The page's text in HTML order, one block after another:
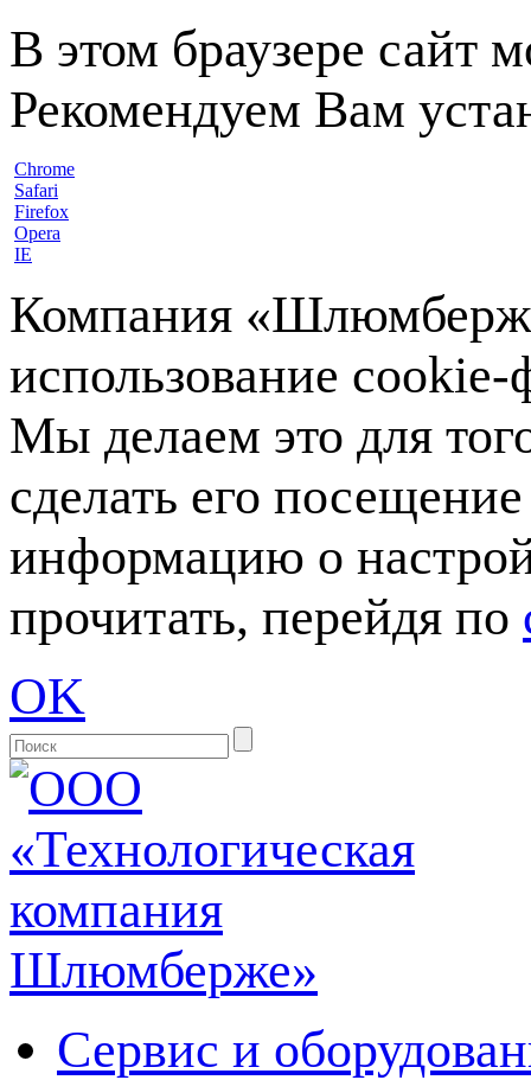
В этом браузере сайт
Рекомендуем Вам
Chrome
Safari
Firefox
Opera
IE
Компания
использование
Мы делаем это для
сделать его
информацию о
прочитать, перейдя по
OK
Сервис и